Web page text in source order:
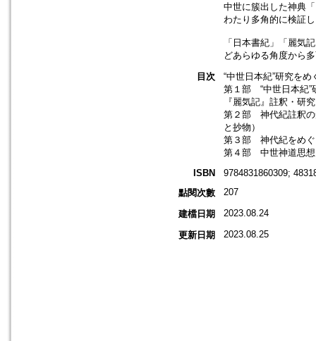
中世に簇出した神典
わたり多角的に検証
「日本書紀」「麗気
どあらゆる角度から
目次
“中世日本紀”研究を
第１部 “中世日本紀”
『麗気記』註釈・研
第２部 神代紀註釈の
と抄物）
第３部 神代紀をめぐ
第４部 中世神道思想
ISBN
9784831860309;
點閱次數
207
建檔日期 2023.08.24
更新日期 2023.08.25